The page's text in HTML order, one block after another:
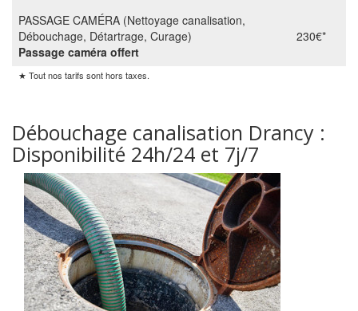
PASSAGE CAMÉRA (Nettoyage canalisation,
Débouchage, Détartrage, Curage)
Passage caméra offert
230€*
★ Tout nos tarifs sont hors taxes.
Débouchage canalisation Drancy :
Disponibilité 24h/24 et 7j/7